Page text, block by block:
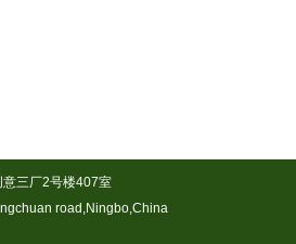
三厂2号楼407室
road,Ningbo,China